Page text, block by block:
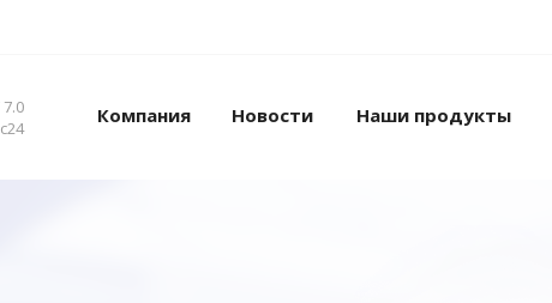
Компания Новости Наши продукты